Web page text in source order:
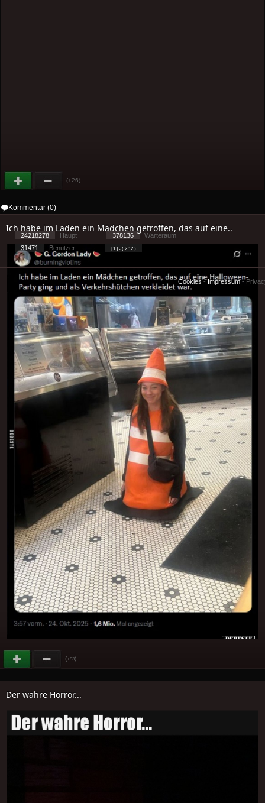
(+26)
Kommentar (0)
Ich habe im Laden ein Mädchen getroffen, das auf eine..
(+93)
Der wahre Horror...
24218278 Haupt 378136
Warteraum
31471
Benutzer [ 1 ] - ( 2.12 )
Cookies-Impressum-